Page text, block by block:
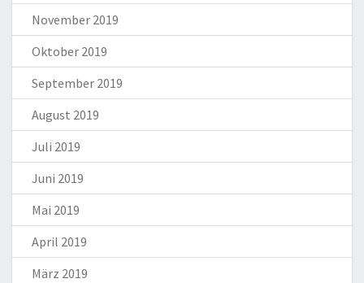
November 2019
Oktober 2019
September 2019
August 2019
Juli 2019
Juni 2019
Mai 2019
April 2019
März 2019